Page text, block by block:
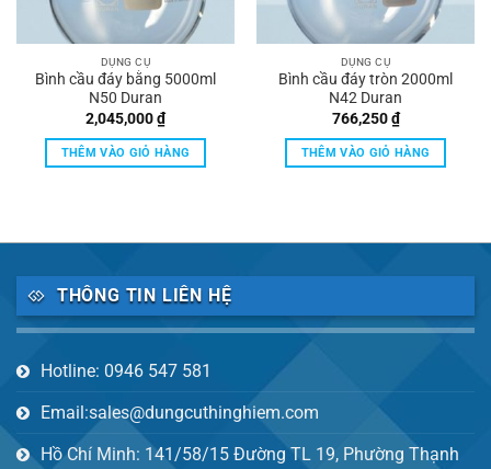
DỤNG CỤ
Bình cầu đáy bằng 5000ml
N50 Duran
2,045,000₫
THÊM VÀO GIỎ HÀNG
DỤNG CỤ
Bình cầu đáy tròn 2000ml
N42 Duran
766,250₫
THÊM VÀO GIỎ HÀNG
THÔNG TIN LIÊN HỆ
Hotline: 0946 547 581
Email:sales@dungcuthinghiem.com
Hồ Chí Minh: 141/58/15 Đường TL 19, Phường Thạnh